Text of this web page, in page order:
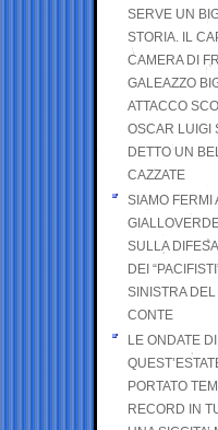
SERVE UN
STORIA. IL
CAMERA DI
GALEAZZO
ATTACCO
OSCAR LUIGI
DETTO UN
CAZZATE
SIAMO FERMI
SULLA
DEI
SINISTRA
CONTE
LE ONDATE
PORTATO
RECORD IN